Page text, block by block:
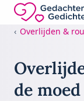
Direct naar de
Gedachten-
Overlijden &
de moed